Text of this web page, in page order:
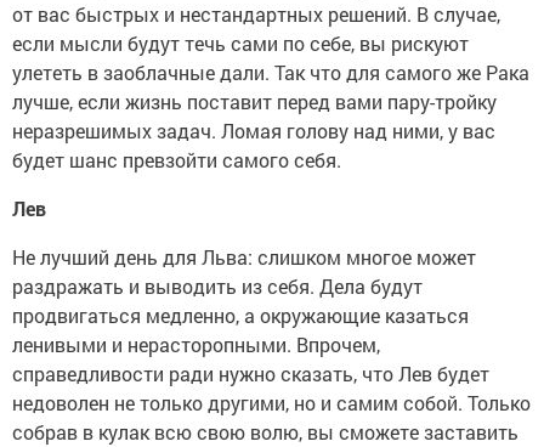
от вас быстрых и нестандартных решений. В случае,
если мысли будут течь сами по себе, вы рискуют
улететь в заоблачные дали. Так что для самого же Рака
лучше, если жизнь поставит перед вами пару-тройку
неразрешимых задач. Ломая голову над ними, у вас
будет шанс превзойти самого себя.
Лев
Не лучший день для Льва: слишком многое может
раздражать и выводить из себя. Дела будут
продвигаться медленно, а окружающие казаться
ленивыми и нерасторопными. Впрочем,
справедливости ради нужно сказать, что Лев будет
недоволен не только другими, но и самим собой. Только
собрав в кулак всю свою волю, вы сможете заставить